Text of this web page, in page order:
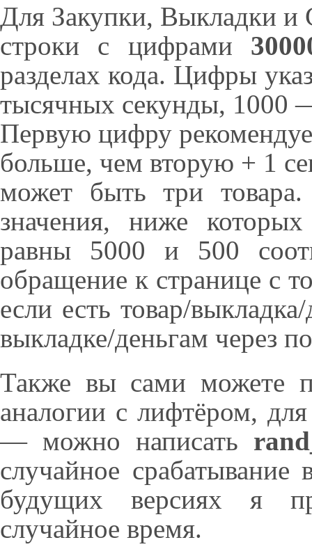
Для Закупки, Выкладки и
строки с цифрами
разделах кода. Цифры
тысячных секунды, 1000
Первую цифру
больше, чем вторую + 1
может быть три
значения, ниже которых
равны 5000 и 500
обращение к странице с
если есть товар/
выкладке/деньгам через
Также вы сами можете
аналогии с лифтёром,
— можно написать
случайное
будущих версиях я
случайное время.